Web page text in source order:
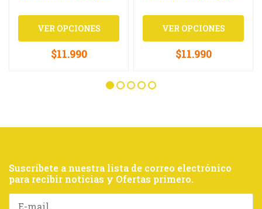
VER OPCIONES
$11.990
VER OPCIONES
$11.990
Suscríbete a nuestra lista de correo electrónico
para recibir noticias y Ofertas primero.